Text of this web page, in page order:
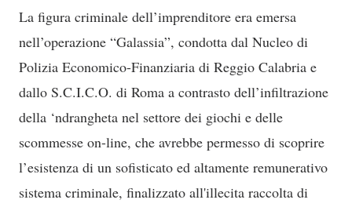
La figura criminale dell’imprenditore era emersa
nell’operazione “Galassia”, condotta dal Nucleo di
Polizia Economico-Finanziaria di Reggio Calabria e
dallo S.C.I.C.O. di Roma a contrasto dell’infiltrazione
della ‘ndrangheta nel settore dei giochi e delle
scommesse on-line, che avrebbe permesso di scoprire
l’esistenza di un sofisticato ed altamente remunerativo
sistema criminale, finalizzato all'illecita raccolta di